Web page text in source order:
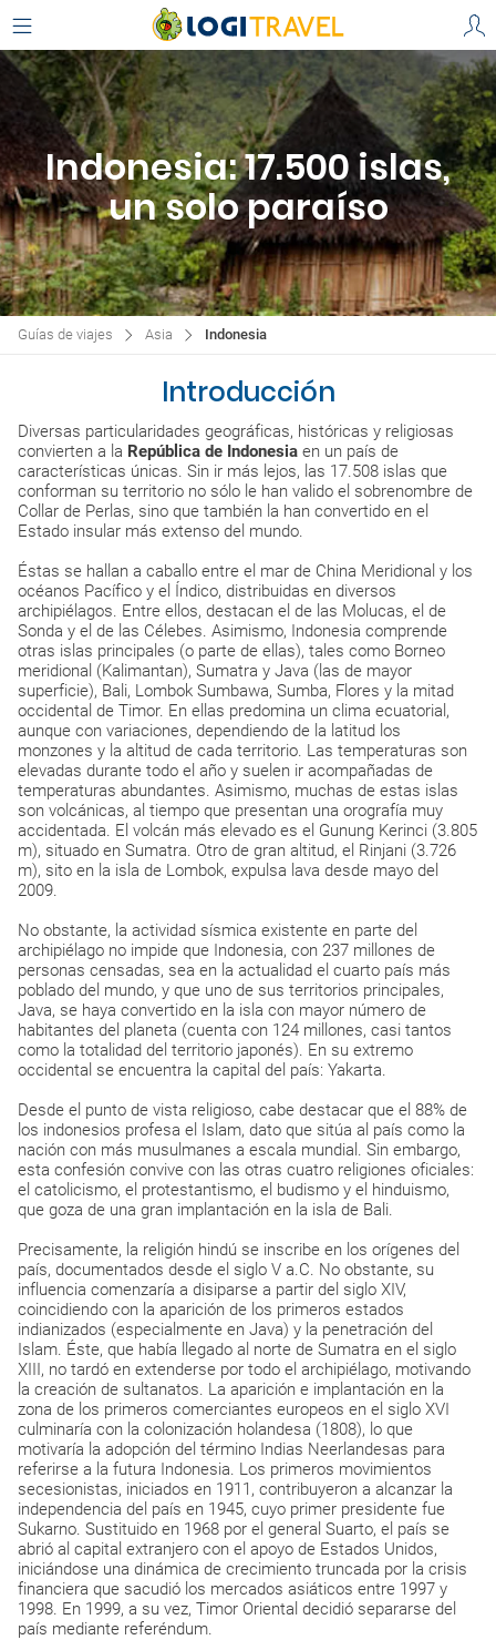
Indonesia: 17.500 islas,
un solo paraíso
Guías de viajes Asia Indonesia
Introducción
Diversas particularidades geográficas, históricas y religiosas
convierten a la República de Indonesia en un país de
características únicas. Sin ir más lejos, las 17.508 islas que
conforman su territorio no sólo le han valido el sobrenombre de
Collar de Perlas, sino que también la han convertido en el
Estado insular más extenso del mundo.
Éstas se hallan a caballo entre el mar de China Meridional y los
océanos Pacífico y el Índico, distribuidas en diversos
archipiélagos. Entre ellos, destacan el de las Molucas, el de
Sonda y el de las Célebes. Asimismo, Indonesia comprende
otras islas principales (o parte de ellas), tales como Borneo
meridional (Kalimantan), Sumatra y Java (las de mayor
superficie), Bali, Lombok Sumbawa, Sumba, Flores y la mitad
occidental de Timor. En ellas predomina un clima ecuatorial,
aunque con variaciones, dependiendo de la latitud los
monzones y la altitud de cada territorio. Las temperaturas son
elevadas durante todo el año y suelen ir acompañadas de
temperaturas abundantes. Asimismo, muchas de estas islas
son volcánicas, al tiempo que presentan una orografía muy
accidentada. El volcán más elevado es el Gunung Kerinci (3.805
m), situado en Sumatra. Otro de gran altitud, el Rinjani (3.726
m), sito en la isla de Lombok, expulsa lava desde mayo del
2009.
No obstante, la actividad sísmica existente en parte del
archipiélago no impide que Indonesia, con 237 millones de
personas censadas, sea en la actualidad el cuarto país más
poblado del mundo, y que uno de sus territorios principales,
Java, se haya convertido en la isla con mayor número de
habitantes del planeta (cuenta con 124 millones, casi tantos
como la totalidad del territorio japonés). En su extremo
occidental se encuentra la capital del país: Yakarta.
Desde el punto de vista religioso, cabe destacar que el 88% de
los indonesios profesa el Islam, dato que sitúa al país como la
nación con más musulmanes a escala mundial. Sin embargo,
esta confesión convive con las otras cuatro religiones oficiales:
el catolicismo, el protestantismo, el budismo y el hinduismo,
que goza de una gran implantación en la isla de Bali.
Precisamente, la religión hindú se inscribe en los orígenes del
país, documentados desde el siglo V a.C. No obstante, su
influencia comenzaría a disiparse a partir del siglo XIV,
coincidiendo con la aparición de los primeros estados
indianizados (especialmente en Java) y la penetración del
Islam. Éste, que había llegado al norte de Sumatra en el siglo
XIII, no tardó en extenderse por todo el archipiélago, motivando
la creación de sultanatos. La aparición e implantación en la
zona de los primeros comerciantes europeos en el siglo XVI
culminaría con la colonización holandesa (1808), lo que
motivaría la adopción del término Indias Neerlandesas para
referirse a la futura Indonesia. Los primeros movimientos
secesionistas, iniciados en 1911, contribuyeron a alcanzar la
independencia del país en 1945, cuyo primer presidente fue
Sukarno. Sustituido en 1968 por el general Suarto, el país se
abrió al capital extranjero con el apoyo de Estados Unidos,
iniciándose una dinámica de crecimiento truncada por la crisis
financiera que sacudió los mercados asiáticos entre 1997 y
1998. En 1999, a su vez, Timor Oriental decidió separarse del
país mediante referéndum.